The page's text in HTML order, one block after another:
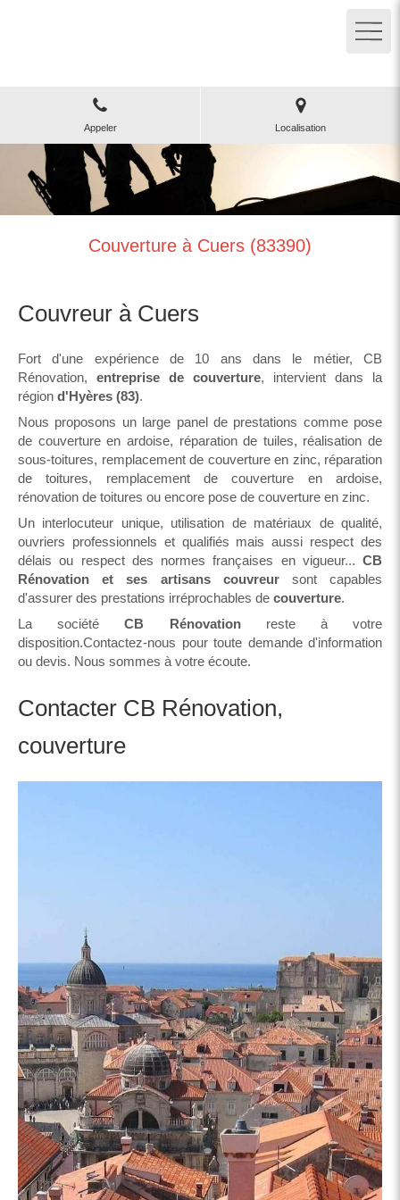
Appeler Localisation
Couverture à Cuers (83390)
Couvreur à Cuers
Fort d'une expérience de 10 ans dans le métier, CB
Rénovation, entreprise de couverture, intervient dans la
région d'Hyères (83).
Nous proposons un large panel de prestations comme pose
de couverture en ardoise, réparation de tuiles, réalisation de
sous-toitures, remplacement de couverture en zinc, réparation
de toitures, remplacement de couverture en ardoise,
rénovation de toitures ou encore pose de couverture en zinc.
Un interlocuteur unique, utilisation de matériaux de qualité,
ouvriers professionnels et qualifiés mais aussi respect des
délais ou respect des normes françaises en vigueur... CB
Rénovation et ses artisans couvreursont capables
d'assurer des prestations irréprochables de couverture.
La sociétéCB Rénovationreste à votre
disposition.Contactez-nous pour toute demande d'information
ou devis. Nous sommes à votre écoute.
Contacter CB Rénovation,
couverture